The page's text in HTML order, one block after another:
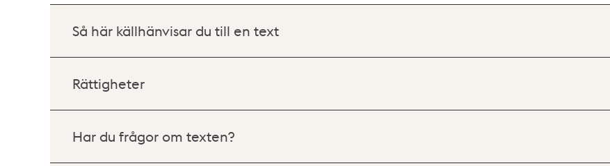
Så här källhänvisar du till en text
Rättigheter
Har du frågor om texten?